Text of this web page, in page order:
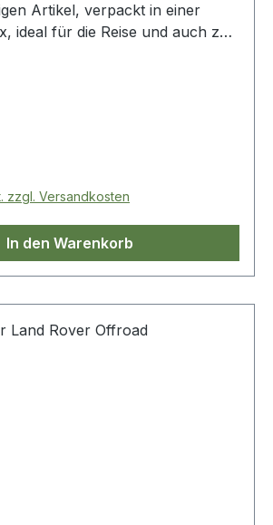
Artikel, verpackt in einer
ideal für die Reise und auch zu
zzgl. Versandkosten
In den Warenkorb